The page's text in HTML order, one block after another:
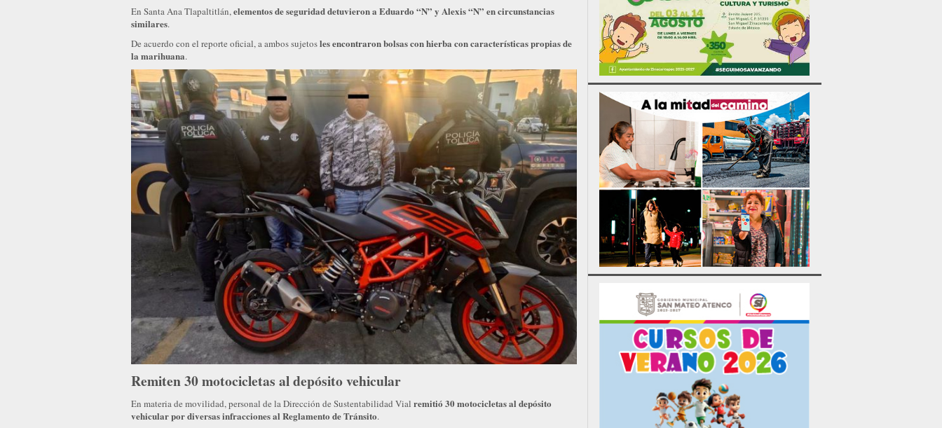
En Santa Ana Tlapaltitlán,elementos de seguridad detuvieron a Eduardo “N” y Alexis “N” en circunstancias
similares.
De acuerdo con el reporte oficial, a ambos sujetosles encontraron bolsas con hierba con características propias de
la marihuana.
Remiten 30 motocicletas al depósito vehicular
En materia de movilidad, personal de la Dirección de Sustentabilidad Vial remitió 30 motocicletas al depósito
vehicular por diversas infracciones al Reglamento de Tránsito.